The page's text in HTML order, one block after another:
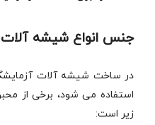
جنس انواع شیشه
در ساخت شیشه آلات
استفاده می شود، برخی از
زیر است: